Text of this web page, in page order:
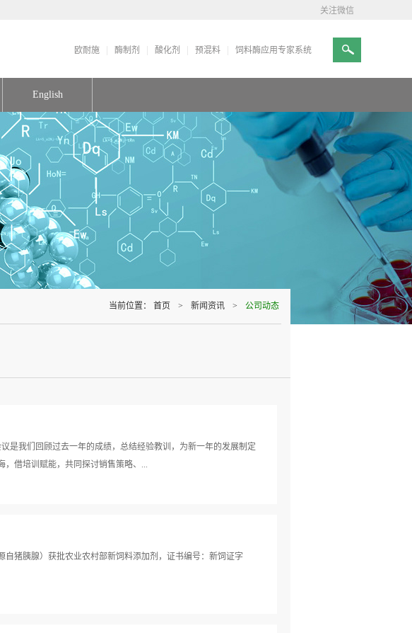
欧耐施 酶制剂 酸化剂 预混料 饲料酶应用专家系统
关注微信
English
当前位置： 首页 > 新闻资讯 > 公司动态
是我们回顾过去一年的成绩，总结经验教训，为新一年的发展制定
，借培训赋能，共同探讨销售策略、...
中包含主力产品培训、专家授课和总经理赋能3部分。PART.02专
蛋鸡应激的主要因素、应激对蛋鸡饲料利用率的影响、预防缓解
授课。杨教授在进行“蛋鸡应激”主题授课2. 反刍动物瘤胃酸中毒主
猪胰腺）获批农业农村部新饲料添加剂，证书编号：新饲证字